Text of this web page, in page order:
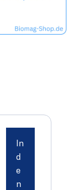
In
d
e
n